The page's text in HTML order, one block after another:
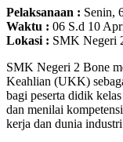
Pelaksanaan : Senin,
Waktu : 06 S.d 10
Lokasi : SMK Negeri
SMK Negeri 2 Bone
Keahlian (UKK)
bagi peserta didik
dan menilai
kerja dan dunia